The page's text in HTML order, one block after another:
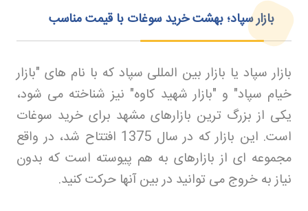
بازار سپاد؛ بهشت خرید سوغات با قیمت مناسب
بازار سپاد یا بازار بین المللی سپاد که با نام های "بازار
خیام سپاد" و "بازار شهید کاوه" نیز شناخته می شود،
یکی از بزرگ ترین بازارهای مشهد برای خرید سوغات
است. این بازار که در سال 1375 افتتاح شد، در واقع
مجموعه ای از بازارهای به هم پیوسته است که بدون
نیاز به خروج می توانید در بین آنها حرکت کنید.